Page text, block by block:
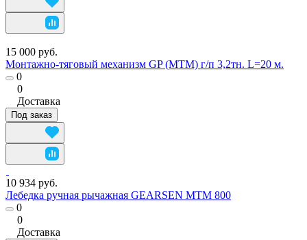
15 000 руб.
Монтажно-тяговый механизм GP (МТМ) г/п 3,2тн. L=20 м.
0
0
Доставка
Под заказ
10 934 руб.
Лебедка ручная рычажная GEARSEN MTM 800
0
0
Доставка